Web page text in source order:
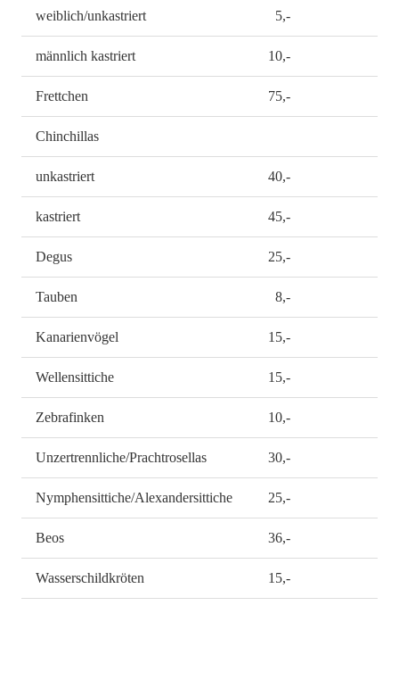
weiblich/unkastriert 5,-
männlich kastriert 10,-
Frettchen 75,-
Chinchillas
unkastriert 40,-
kastriert 45,-
Degus 25,-
Tauben 8,-
Kanarienvögel 15,-
Wellensittiche 15,-
Zebrafinken 10,-
Unzertrennliche/Prachtrosellas 30,-
Nymphensittiche/Alexandersittiche 25,-
Beos 36,-
Wasserschildkröten 15,-